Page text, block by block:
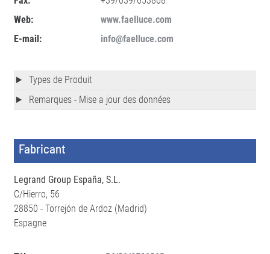
Web:
www.faelluce.com
E-mail:
info@faelluce.com
Types de Produit
Remarques - Mise a jour des données
Fabricant
Legrand Group España, S.L.
C/Hierro, 56
28850 - Torrejón de Ardoz (Madrid)
Espagne